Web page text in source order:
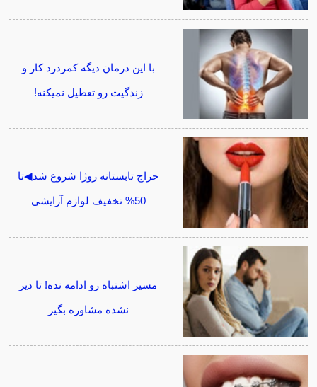
با این درمان دیگه کمردرد کار و
زندگیت رو تعطیل نمیکنه!
حراج تابستانه روژا شروع شد◀تا
50% تخفیف لوازم آرایشی
مسیر اشتباه رو ادامه نده! تا دیر
نشده مشاوره بگیر